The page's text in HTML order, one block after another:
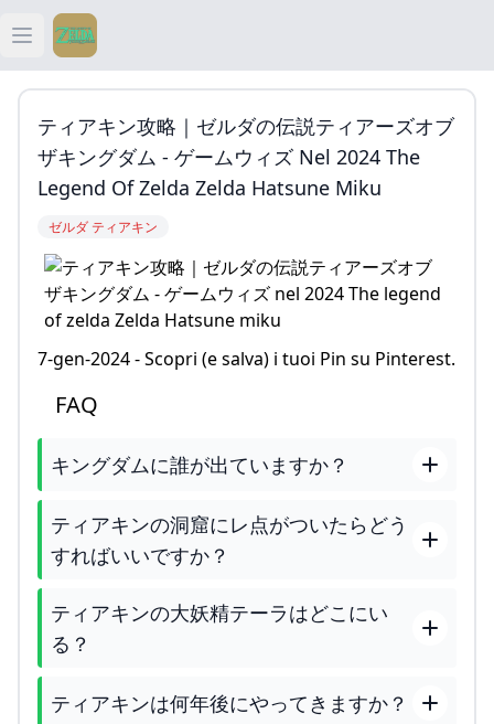
Open main menu
ティアキン
ティアキン 祠
ティアキン 攻略
ティアキン攻略｜ゼルダの伝説ティアーズオブ
ザキングダム - ゲームウィズ Nel 2024 The
Legend Of Zelda Zelda Hatsune Miku
ゼルダ ティアキン
7-gen-2024 - Scopri (e salva) i tuoi Pin su Pinterest.
FAQ
キングダムに誰が出ていますか？
ティアキンの洞窟にレ点がついたらどう
すればいいですか？
ティアキンの大妖精テーラはどこにい
る？
ティアキンは何年後にやってきますか？